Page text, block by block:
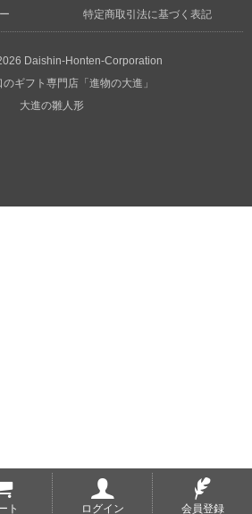
ト ログイン 会員登録
特定商取引法に基づく表記
Daishin-Honten-Corporation
ギフト専門店「進物の大進」
大進の雛人形